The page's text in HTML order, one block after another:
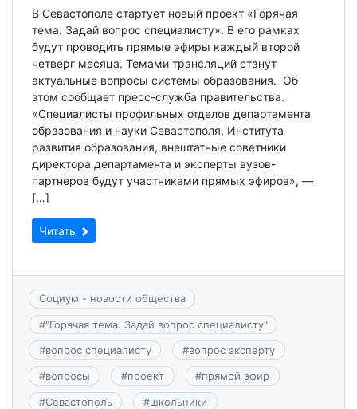
В Севастополе стартует новый проект «Горячая
тема. Задай вопрос специалисту». В его рамках
будут проводить прямые эфиры каждый второй
четверг месяца. Темами трансляций станут
актуальные вопросы системы образования. Об
этом сообщает пресс-служба правительства.
«Специалисты профильных отделов департамента
образования и науки Севастополя, Института
развития образования, внештатные советники
директора департамента и эксперты вузов-
партнеров будут участниками прямых эфиров», —
[…]
Читать
Социум - новости общества
#"Горячая тема. Задай вопрос специалисту"
#вопрос специалисту #вопрос эксперту
#вопросы #проект #прямой эфир
#Севастополь #школьники